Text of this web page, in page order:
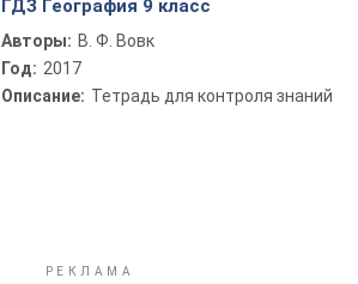
ГДЗ География 9 класс
Авторы: В. Ф. Вовк
Год: 2017
Описание: Тетрадь для контроля знаний